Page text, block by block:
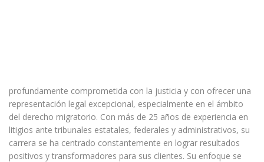
profundamente comprometida con la justicia y con ofrecer una
representación legal excepcional, especialmente en el ámbito
del derecho migratorio. Con más de 25 años de experiencia en
litigios ante tribunales estatales, federales y administrativos, su
carrera se ha centrado constantemente en lograr resultados
positivos y transformadores para sus clientes. Su enfoque se